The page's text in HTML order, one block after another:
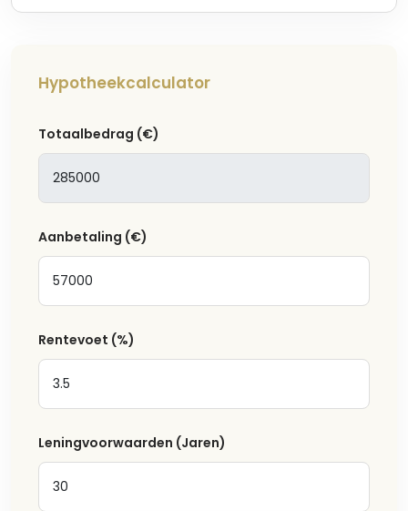
Hypotheekcalculator
Totaalbedrag (€)
Aanbetaling (€)
Rentevoet (%)
Leningvoorwaarden (Jaren)